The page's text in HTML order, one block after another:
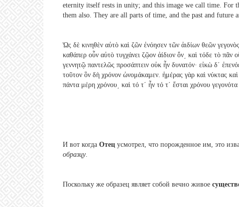
eternity itself rests in unity; and this image we call time. For
them also. They are all parts of time, and the past and future
Ὡς δὲ κινηθὲν αὐτὸ καὶ ζῶν ἐνόησεν τῶν ἀιδίων θεῶν
καθάπερ οὖν αὐτὸ τυγχάνει ζῷον ἀίδιον ὄν͵ καὶ τόδε τὸ πᾶν
γεννητῷ παντελῶς προσάπτειν οὐκ ἦν δυνατόν· εἰκὼ δ΄
τοῦτον ὃν δὴ χρόνον ὠνομάκαμεν. ἡμέρας γὰρ καὶ νύκτας
πάντα μέρη χρόνου͵ καὶ τό τ΄ ἦν τό τ΄ ἔσται χρόνου
И вот когда Отец усмотрел, что порожденное им, это
образцу.
Поскольку же образец являет собой вечно живое